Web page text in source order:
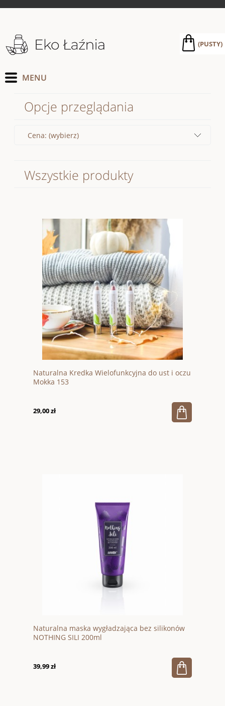
(PUSTY)
Opcje przeglądania
Cena: (wybierz)
Wszystkie produkty
Naturalna Kredka Wielofunkcyjna do ust i oczu
Mokka 153
29,00 zł
Naturalna maska wygładzająca bez silikonów
NOTHING SILI 200ml
39,99 zł